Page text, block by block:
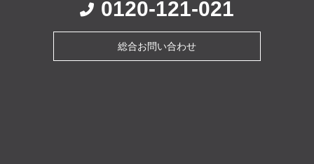
0120-121-021
総合お問い合わせ